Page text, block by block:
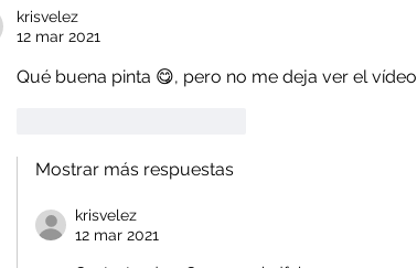
krisvelez
12 mar 2021
Qué buena pinta 😋, pero no me deja ver el vídeo
Mostrar más respuestas
krisvelez
12 mar 2021